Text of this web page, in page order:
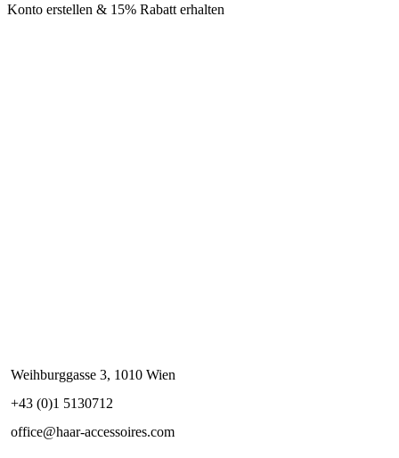
Konto erstellen & 15% Rabatt erhalten
Weihburggasse 3, 1010 Wien
+43 (0)1 5130712
office@haar-accessoires.com